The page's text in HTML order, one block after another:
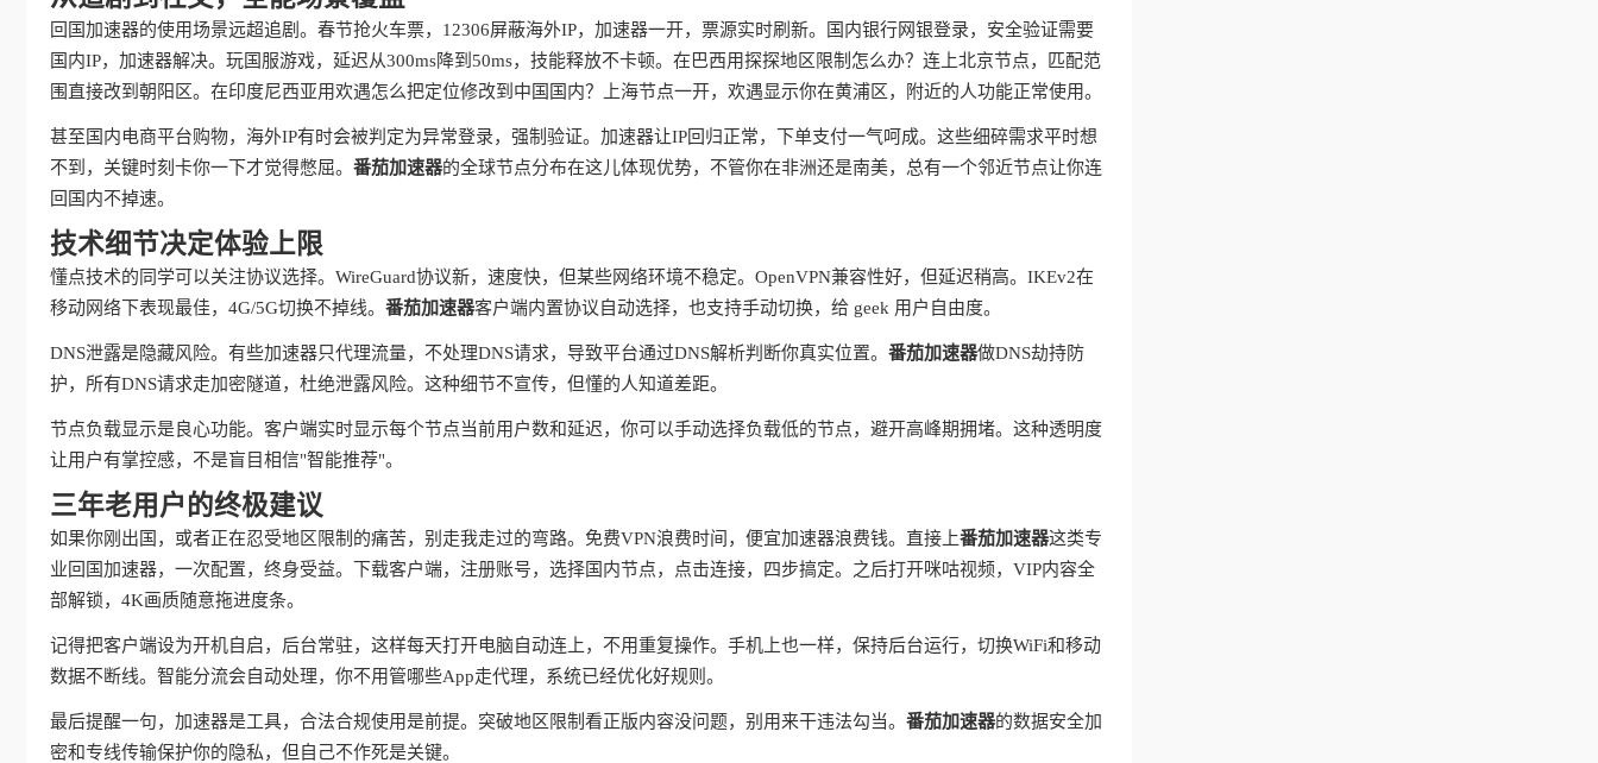
回国加速器的使用场景远超追剧。春节抢火车票，12306屏蔽海外IP，加速器一开，票源实时刷新。国内银行网银登录，安全验证需要
国内IP，加速器解决。玩国服游戏，延迟从300ms降到50ms，技能释放不卡顿。在巴西用探探地区限制怎么办？连上北京节点，匹配范
围直接改到朝阳区。在印度尼西亚用欢遇怎么把定位修改到中国国内？上海节点一开，欢遇显示你在黄浦区，附近的人功能正常使用。
甚至国内电商平台购物，海外IP有时会被判定为异常登录，强制验证。加速器让IP回归正常，下单支付一气呵成。这些细碎需求平时想
不到，关键时刻卡你一下才觉得憋屈。 番茄加速器的全球节点分布在这儿体现优势，不管你在非洲还是南美，总有一个邻近节点让你连
回国内不掉速。
技术细节决定体验上限
懂点技术的同学可以关注协议选择。WireGuard协议新，速度快，但某些网络环境不稳定。OpenVPN兼容性好，但延迟稍高。IKEv2在
移动网络下表现最佳，4G/5G切换不掉线。 番茄加速器客户端内置协议自动选择，也支持手动切换，给 geek 用户自由度。
DNS泄露是隐藏风险。有些加速器只代理流量，不处理DNS请求，导致平台通过DNS解析判断你真实位置。 番茄加速器做DNS劫持防
护，所有DNS请求走加密隧道，杜绝泄露风险。这种细节不宣传，但懂的人知道差距。
节点负载显示是良心功能。客户端实时显示每个节点当前用户数和延迟，你可以手动选择负载低的节点，避开高峰期拥堵。这种透明度
让用户有掌控感，不是盲目相信"智能推荐"。
三年老用户的终极建议
如果你刚出国，或者正在忍受地区限制的痛苦，别走我走过的弯路。免费VPN浪费时间，便宜加速器浪费钱。直接上番茄加速器这类专
业回国加速器，一次配置，终身受益。下载客户端，注册账号，选择国内节点，点击连接，四步搞定。之后打开咪咕视频，VIP内容全
部解锁，4K画质随意拖进度条。
记得把客户端设为开机自启，后台常驻，这样每天打开电脑自动连上，不用重复操作。手机上也一样，保持后台运行，切换WiFi和移动
数据不断线。智能分流会自动处理，你不用管哪些App走代理，系统已经优化好规则。
最后提醒一句，加速器是工具，合法合规使用是前提。突破地区限制看正版内容没问题，别用来干违法勾当。 番茄加速器的数据安全加
密和专线传输保护你的隐私，但自己不作死是关键。